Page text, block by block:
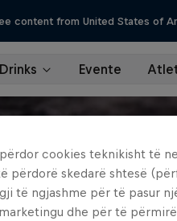
content from United States of
Evente
cookies teknikisht të
përdorë skedarë shtesë
të ngjashme për të pasur
dhe për të